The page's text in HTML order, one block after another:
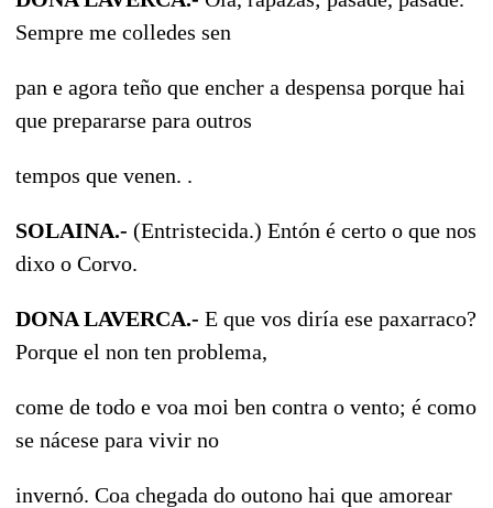
Sempre me colledes sen
pan e agora teño que encher a despensa porque hai
que prepararse para outros
tempos que venen. .
SOLAINA.- (Entristecida.) Entón é certo o que nos
dixo o Corvo.
DONA LAVERCA.- E que vos diría ese paxarraco?
Porque el non ten problema,
come de todo e voa moi ben contra o vento; é como
se nácese para vivir no
invernó. Coa chegada do outono hai que amorear